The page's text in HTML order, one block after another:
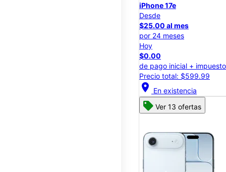
iPhone 17e
Desde
$25.00 al mes
por 24 meses
Hoy
$0.00
de pago inicial +
Precio total: $599.99
location_on En existencia
Ver 13 ofertas